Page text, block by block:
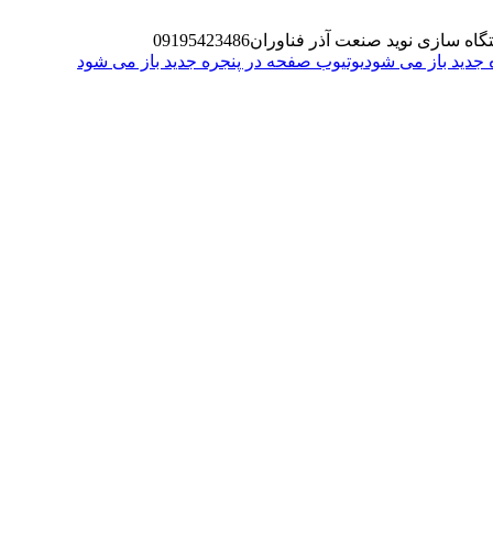
سازی نوید صنعت آذر فناوران09195423486
یوتیوب صفحه در پنجره جدید باز می شود